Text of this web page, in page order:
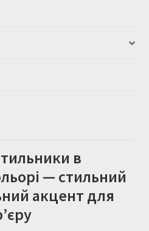
в
— стильний
акцент для